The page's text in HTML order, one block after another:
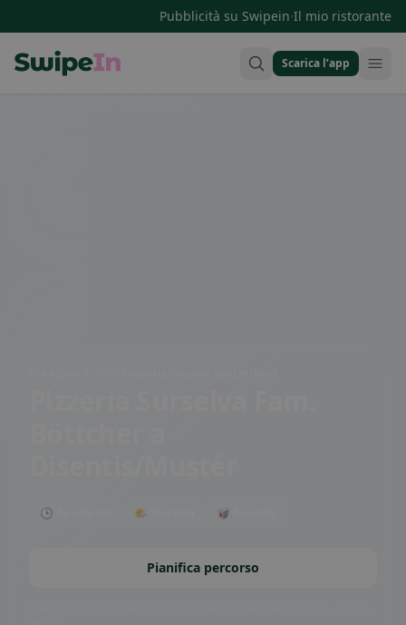
Pubblicità su Swipein·Il mio ristorante
Scarica l’app
🕒 Aperto ora 🌤 Terrazza 🥡 Asporto
Pianifica percorso